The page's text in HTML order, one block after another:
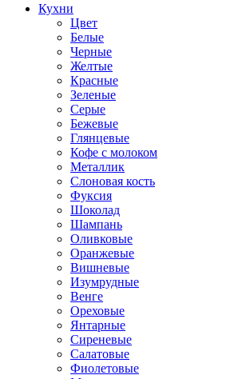
Кухни
Цвет
Белые
Черные
Желтые
Красные
Зеленые
Серые
Бежевые
Глянцевые
Кофе с молоком
Металлик
Слоновая кость
Фуксия
Шоколад
Шампань
Оливковые
Оранжевые
Вишневые
Изумрудные
Венге
Ореховые
Янтарные
Сиреневые
Салатовые
Фиолетовые